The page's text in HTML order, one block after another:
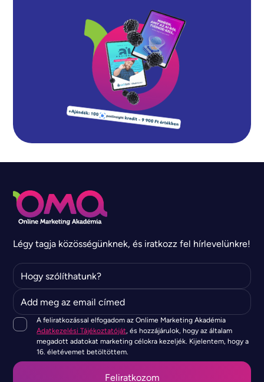
Légy tagja közösségünknek, és iratkozz fel hírlevelünkre!
A feliratkozással elfogadom az Onlime Marketing Akadémia
Adatkezelési Tájékoztatóját, és hozzájárulok, hogy az általam
megadott adatokat marketing célokra kezeljék. Kijelentem, hogy a
16. életévemet betöltöttem.